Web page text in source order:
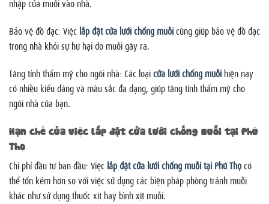
nhập của muỗi vào nhà.
Bảo vệ đồ đạc: Việc lắp đặt cửa lưới chống muỗicũng giúp bảo vệ đồ đạc
trong nhà khỏi sự hư hại do muỗi gây ra.
Tăng tính thẩm mỹ cho ngôi nhà: Các loạicửa lưới chống muỗi hiện nay
có nhiều kiểu dáng và màu sắc đa dạng, giúp tăng tính thẩm mỹ cho
ngôi nhà của bạn.
Hạn chế của việc lắp đặt cửa lưới chống muỗi tại Phú
Thọ
Chi phí đầu tư ban đầu: Việc lắp đặt cửa lưới chống muỗi tại Phú Thọcó
thể tốn kém hơn so với việc sử dụng các biện pháp phòng tránh muỗi
khác như sử dụng thuốc xịt hay bình xịt muỗi.